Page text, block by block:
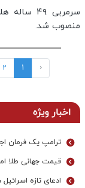
سرمربی
منصوب شد.
‹
1
2
اخبار ویژه
ترامپ یک فرمان
قیمت جهانی طلا امروز ۱۶
ادعای تازه